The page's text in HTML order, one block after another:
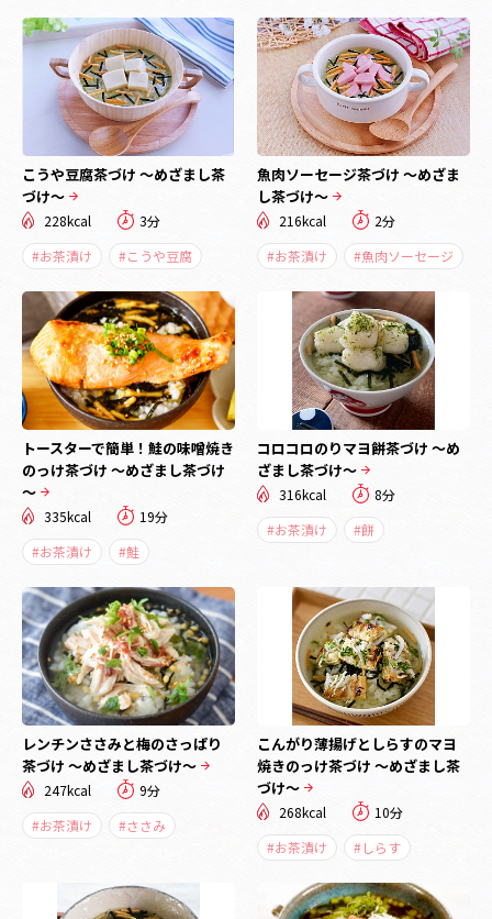
こうや豆腐茶づけ ～めざまし茶
づけ～
228kcal
3分
#お茶漬け
#こうや豆腐
魚肉ソーセージ茶づけ ～めざま
し茶づけ～
216kcal
2分
#お茶漬け
#魚肉ソーセージ
トースターで簡単！鮭の味噌焼き
のっけ茶づけ ～めざまし茶づけ
～
335kcal
19分
#お茶漬け
#鮭
コロコロのりマヨ餅茶づけ ～め
ざまし茶づけ～
316kcal
8分
#お茶漬け
#餅
レンチンささみと梅のさっぱり
茶づけ ～めざまし茶づけ～
247kcal
9分
#お茶漬け
#ささみ
こんがり薄揚げとしらすのマヨ
焼きのっけ茶づけ ～めざまし茶
づけ～
268kcal
10分
#お茶漬け
#しらす